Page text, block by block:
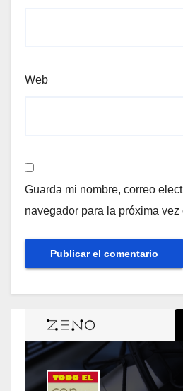
Web
Guarda mi nombre, correo
navegador para la próxima vez